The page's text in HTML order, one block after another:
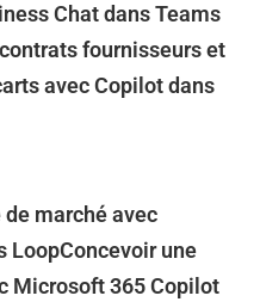
Chat dans Teams
fournisseurs et
avec Copilot dans
de marché avec
LoopConcevoir une
Microsoft 365 Copilot